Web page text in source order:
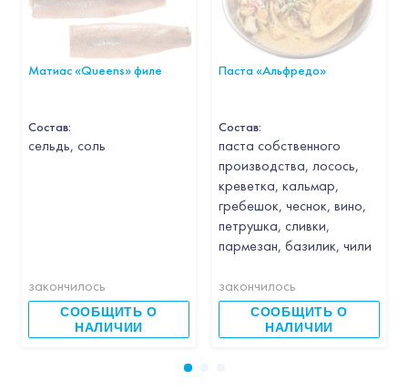
Матиас «Queens» филе
Состав:
cельдь, соль
закончилось
СООБЩИТЬ О
НАЛИЧИИ
Паста «Альфредо»
Состав:
паста собственного
производства, лосось,
креветка, кальмар,
гребешок, чеснок, вино,
петрушка, сливки,
пармезан, базилик, чили
закончилось
СООБЩИТЬ О
НАЛИЧИИ